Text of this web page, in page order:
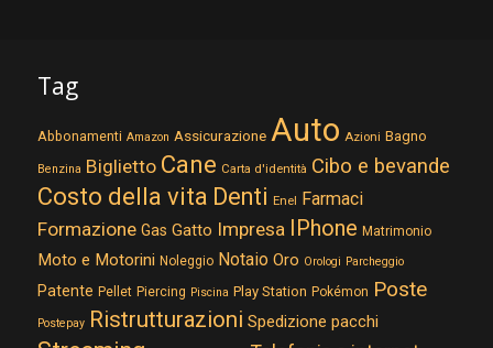
Tag
Abbonamenti Amazon Assicurazione Auto Azioni Bagno
Benzina Biglietto Cane Carta d'identità Cibo e bevande
Costo della vita Denti Enel Farmaci
Formazione Gas Gatto Impresa IPhone Matrimonio
Moto e Motorini Noleggio Notaio Oro Orologi Parcheggio
Patente Pellet Piercing Piscina Play Station Pokémon Poste
Postepay Ristrutturazioni Spedizione pacchi